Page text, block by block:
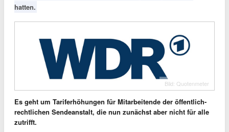
hatten.
Bild: Quotenmeter
Es geht um Tariferhöhungen für Mitarbeitende der öffentlich-
rechtlichen Sendeanstalt, die nun zunächst aber nicht für alle
zutrifft.